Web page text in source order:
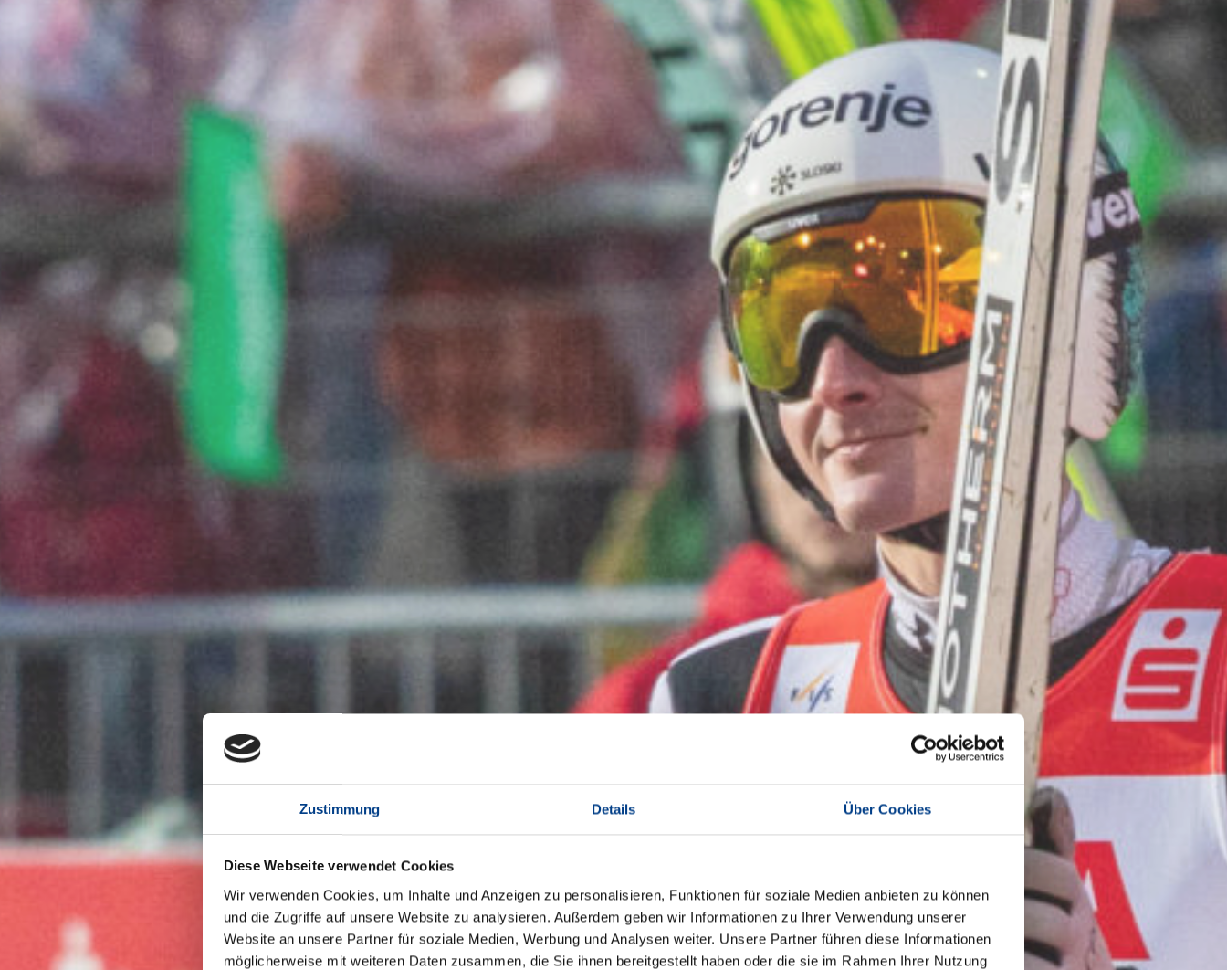
Zustimmung Details Über Cookies
Diese Webseite verwendet Cookies
Wir verwenden Cookies, um Inhalte und Anzeigen zu personalisieren, Funktionen für soziale Medien anbieten zu können
und die Zugriffe auf unsere Website zu analysieren. Außerdem geben wir Informationen zu Ihrer Verwendung unserer
Website an unsere Partner für soziale Medien, Werbung und Analysen weiter. Unsere Partner führen diese Informationen
möglicherweise mit weiteren Daten zusammen, die Sie ihnen bereitgestellt haben oder die sie im Rahmen Ihrer Nutzung